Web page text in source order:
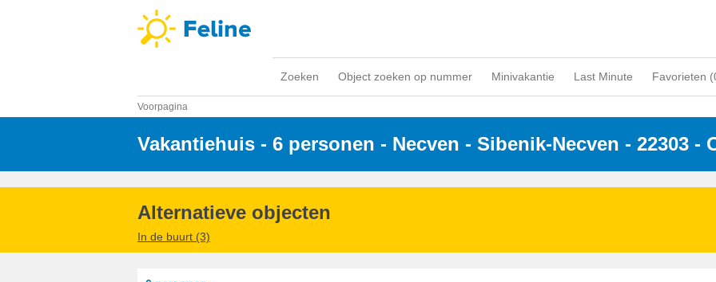
Zoeken Object zoeken op nummer Minivakantie Last Minute Favorieten (
Voorpagina
Vakantiehuis - 6 personen - Necven - Sibenik-Necven - 22303 -
Alternatieve objecten
In de buurt (3)